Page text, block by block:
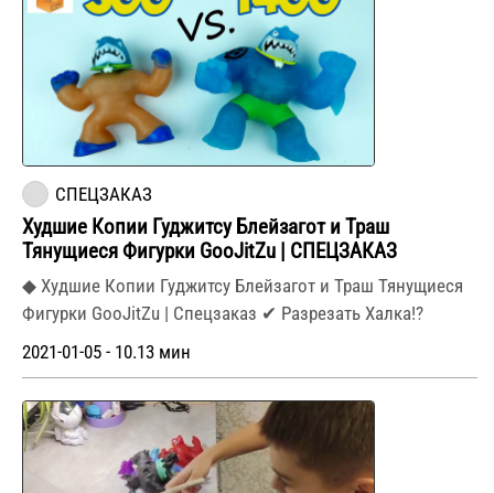
СПЕЦЗАКАЗ
Худшие Копии Гуджитсу Блейзагот и Траш
Тянущиеся Фигурки GooJitZu | СПЕЦЗАКАЗ
◆ Худшие Копии Гуджитсу Блейзагот и Траш Тянущиеся
Фигурки GooJitZu | Спецзаказ ✔ Разрезать Халка!?
2021-01-05 - 10.13 мин